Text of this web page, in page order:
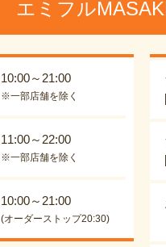
エミフル
10:00～21:00
※一部店舗を除く
11:00～22:00
※一部店舗を除く
10:00～21:00
(オーダーストップ20:30)